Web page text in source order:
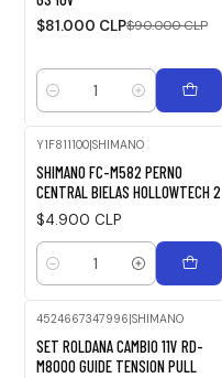
$81.000 CLP$90.000 CLP
Cantidad
Y1F811100| SHIMANO
SHIMANO FC-M582 PERNO
CENTRAL BIELAS HOLLOWTECH 2
$4.900 CLP
Cantidad
4524667347996|SHIMANO
SET ROLDANA CAMBIO 11V RD-
M8000 GUIDE TENSION PULL